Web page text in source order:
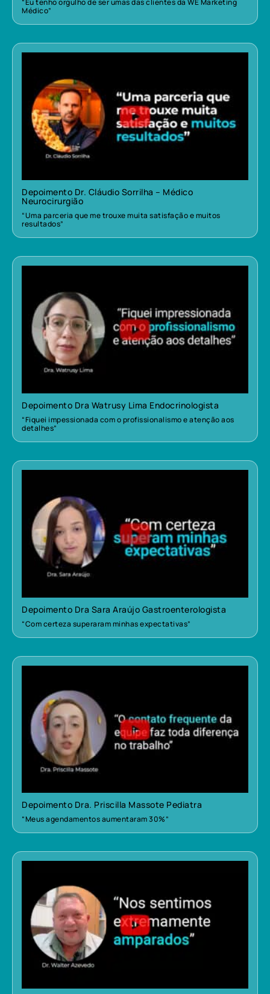
“Eu tenho orgulho de ser umas das clientes da WE Marketing
Médico”
Depoimento Dr. Cláudio Sorrilha – Médico
Neurocirurgião
“Uma parceria que me trouxe muita satisfação e muitos
resultados”
Depoimento Dra Watrusy Lima Endocrinologista
“Fiquei impessionada com o profissionalismo e atenção aos
detalhes”
Depoimento Dra Sara Araújo Gastroenterologista
“Com certeza superaram minhas expectativas”
Depoimento Dra. Priscilla Massote Pediatra
“Meus agendamentos aumentaram 30%”